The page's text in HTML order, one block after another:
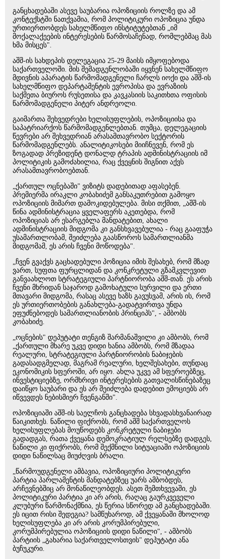
განცხადებაში ასევე საუბარია ოპოზიციის როლზე და ამ
კონტექსტში ნათქვამია, რომ პოლიტიკური ოპოზიცია უნდა
ურთიერთობდეს სახელმწიფო ინსტიტუტებთან „იმ
მოქალაქეების ინტერესების წარმოსაჩენად, რომლებმაც მას
ხმა მისცეს".
აშშ-ის სახდეპის დელეგაცია 25-29 მაისს იმყოფებოდა
საქართველოში. მის შემადგენლობაში იყვნენ სახელმწიფო
მდივნის აპარატის წარმომადგენელი ჩარლს იოქი და აშშ-ის
სახელმწიფო დეპარტამენტის ევროპისა და ევრაზიის
საქმეთა ბიუროს რუსეთისა და კავკასიის საკითხთა ოფისის
წარმომადგენელი პიტერ ანდრეოლი.
გაიმართა შეხვედრები ხელისუფლების, ოპოზიციისა და
საპატრიარქოს წარმომადგენლებთან. თუმცა, დელეგაციის
წევრები არ შეხვედრიან არასამთავრობო სექტორის
წარმომადგენლებს. ანალიტიკოსები მიიჩნევენ, რომ ეს
ზოგადად პრეზიდენტ დონალდ ტრაპის ადმინისტრაციის იმ
პოლიტიკის გამოძახილია, რაც ქვეყნის შიგნით აქვს
არასამთავრობოებთან.
„ქართულ ოცნებაში" ვიზიტს დადებითად აფასებენ.
პრემიერმა ირაკლი კობახიძემ განსაკუთრებით გამოყო
ოპოზიციის მიმართ დამოკიდებულება. მისი თქმით, „აშშ-ის
წინა ადმინისტრაცია ყველაფერს აკეთებდა, რომ
ოპოზიციას არ ესარგებლა მანდატებით, ახალი
ადმინისტრაციის მიდგომა კი განსხვავებულია - რაც გააფუჭა
უსამართლობამ, შეიძლება გაასწოროს სამართლიანმა
მიდგომამ, ეს არის ჩვენი მოწოდება".
„ჩვენ გვაქვს გაცხადებული პოზიცია იმის შესახებ, რომ მზად
ვართ, სუფთა ფურცლიდან და კონკრეტული გზამკვლევით
განვაახლოთ სტრატეგიული პარტნიორობა აშშ-თან. ეს არის
ჩვენი მხრიდან საჯაროდ გამოხატული სურვილი და ერთი
მთავარი მიდგომა, რასაც ასევე ხაზს გავუსვამ, არის ის, რომ
ეს ურთიერთობების განახლება-გადატვირთვა უნდა
ეფუძნებოდეს სამართლიანობის პრინციპს", - ამბობს
კობახიძე.
„ოცნების" დეპუტატი თენგიზ შარმანაშვილი კი ამბობს, რომ
„ქართული მხარე უკვე დიდი ხანია ამბობს, რომ მზადაა
რეალური, სტრატეგიული პარტნიორობის ნაბიჯების
გადასადგმელად, მაგრამ რეალური, ხელშესახები, თუნდაც
ეკონომიკის სფეროში, არ იყო. ახლა უკვე ამ სფეროებზეც,
ინვესტიციებზე, ორმხრივი ინტერესების გათვალისწინებაზეც
დაიწყო საუბარი და ეს არ შეიძლება დადებით ემოციებს არ
იწვევდეს ნებისმიერ ჩვენგანში".
ოპოზიციაში აშშ-ის საელჩოს განცხადება სხვადასხვანაირად
წაიკითხეს. ნაწილი ფიქრობს, რომ აშშ საქართველოს
ხელისუფლებას მოუწოდებს კონკრეტული ნაბიჯები
გადადგას, რათა ქვეყანა დემოკრატიულ რელსებზე დადგეს,
ნაწილი კი ფიქრობს, რომ შექმნილი სიტუაციაში ოპოზიციის
დიდი ნაწილსაც მიუძღვის ბრალი.
„წარმოუდგენელი ამბავია, ოპოზიციური პოლიტიკური
პარტია პარლამენტის მანდატებზეც უარს ამბობდეს,
არჩევნებშიც არ მონაწილეობდეს. ასეთ შემთხვევაში, ეს
პოლიტიკური პარტია კი არ არის, რაღაც გაურკვეველი
კლუბური წარმონაქმნია, ეს წერია სწორედ ამ განცხადებაში.
ეს იცით რისი შედეგია? სამწუხაროდ, ამ ქვეყანაში მხოლოდ
ხელისუფლება კი არ არის კორუმპირებული,
კორუმპირებულია ოპოზიციის დიდი ნაწილი", - ამბობს
პარტიის „გახარია საქართველოსთვის" დეპუტატი ანა
ბუჩუკური.